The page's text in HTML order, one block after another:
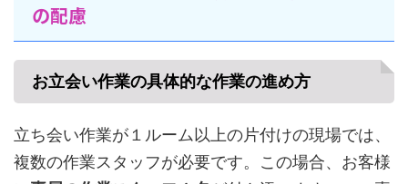
の配慮
お立会い作業の具体的な作業の進め方
立ち会い作業が１ルーム以上の片付けの現場では、
複数の作業スタッフが必要です。この場合、お客様